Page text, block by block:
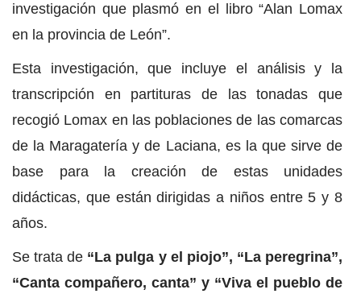
investigación que plasmó en el libro “Alan Lomax
en la provincia de León”.
Esta investigación, que incluye el análisis y la
transcripción en partituras de las tonadas que
recogió Lomax en las poblaciones de las comarcas
de la Maragatería y de Laciana, es la que sirve de
base para la creación de estas unidades
didácticas, que están dirigidas a niños entre 5 y 8
años.
Se trata de “La pulga y el piojo”, “La peregrina”,
“Canta compañero, canta” y “Viva el pueblo de